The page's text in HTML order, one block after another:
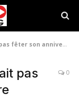
fêter son anniversaire
pas
0